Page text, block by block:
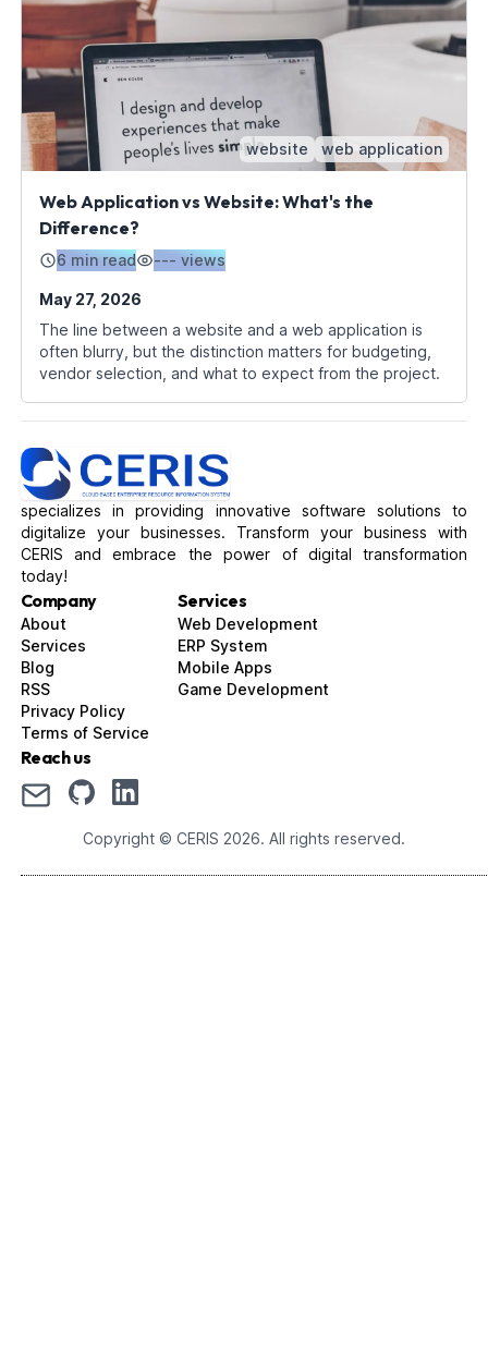
website web application
Web Application vs Website: What's the
Difference?
6 min read --- views
May 27, 2026
The line between a website and a web application is
often blurry, but the distinction matters for budgeting,
vendor selection, and what to expect from the project.
specializes in providing innovative software solutions to
digitalize your businesses. Transform your business with
CERIS and embrace the power of digital transformation
today!
Company
About
Services
Blog
RSS
Privacy Policy
Terms of Service
Services
Web Development
ERP System
Mobile Apps
Game Development
Reach us
Copyright © CERIS 2026. All rights reserved.